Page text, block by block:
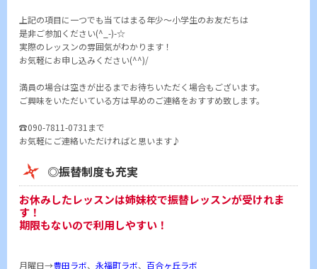
上記の項目に一つでも当てはまる年少～小学生のお友だちは
是非ご参加ください(^_-)-☆
実際のレッスンの雰囲気がわかります！
お気軽にお申し込みください(^^)/
満員の場合は空きが出るまでお待ちいただく場合もございます。
ご興味をいただいている方は早めのご連絡をおすすめ致します。
☎090-7811-0731まで
お気軽にご連絡いただければと思います♪
◎振替制度も充実
お休みしたレッスンは姉妹校で振替レッスンが受けれま
す！
期限もないので利用しやすい！
月曜日→豊田ラボ、 永福町ラボ、 百合ヶ丘ラボ